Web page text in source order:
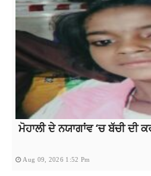
ਮੋਹਾਲੀ ਦੇ ਨਯਾਗਾਂਵ ‘ਚ ਬੱਚੀ ਦੀ
Aug 09, 2026 1:52 Pm